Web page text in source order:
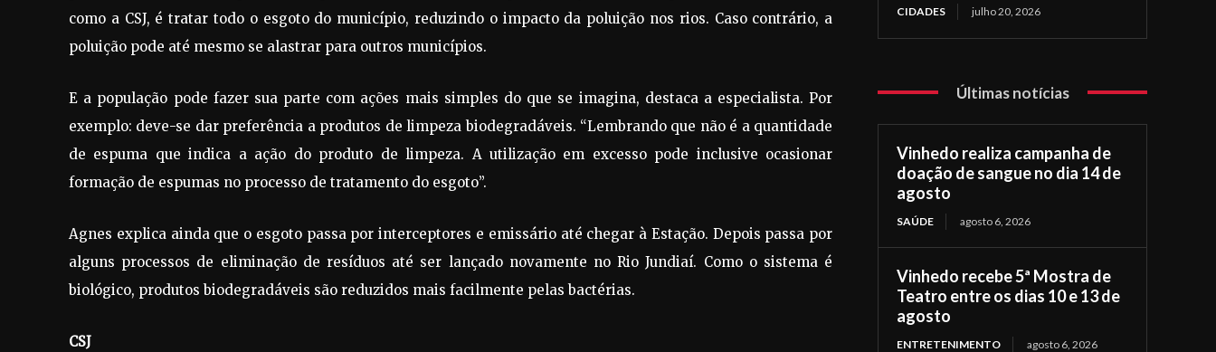
como a CSJ, é tratar todo o esgoto do município, reduzindo o impacto da poluição nos rios. Caso contrário, a
poluição pode até mesmo se alastrar para outros municípios.
E a população pode fazer sua parte com ações mais simples do que se imagina, destaca a especialista. Por
exemplo: deve-se dar preferência a produtos de limpeza biodegradáveis. “Lembrando que não é a quantidade
de espuma que indica a ação do produto de limpeza. A utilização em excesso pode inclusive ocasionar
formação de espumas no processo de tratamento do esgoto”.
Agnes explica ainda que o esgoto passa por interceptores e emissário até chegar à Estação. Depois passa por
alguns processos de eliminação de resíduos até ser lançado novamente no Rio Jundiaí. Como o sistema é
biológico, produtos biodegradáveis são reduzidos mais facilmente pelas bactérias.
CSJ
CIDADES julho 20, 2026
Últimas notícias
Vinhedo realiza campanha de
doação de sangue no dia 14 de
agosto
SAÚDE agosto 6, 2026
Vinhedo recebe 5ª Mostra de
Teatro entre os dias 10 e 13 de
agosto
ENTRETENIMENTO agosto 6, 2026